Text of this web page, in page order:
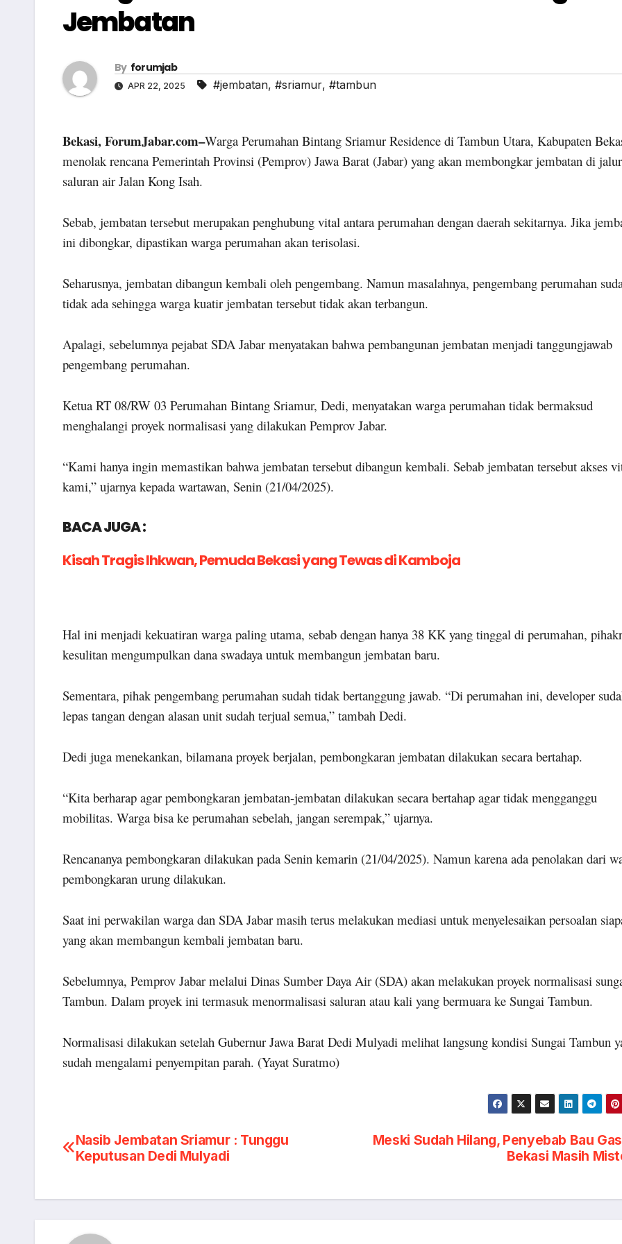
Jembatan
By forumjab
APR 22, 2025 #jembatan, #sriamur, #tambun
Bekasi, ForumJabar.com–Warga Perumahan Bintang Sriamur Residence di Tambun Utara, Kabupaten
menolak rencana Pemerintah Provinsi (Pemprov) Jawa Barat (Jabar) yang akan membongkar jembatan di jalur
saluran air Jalan Kong Isah.
Sebab, jembatan tersebut merupakan penghubung vital antara perumahan dengan daerah sekitarnya. Jika
ini dibongkar, dipastikan warga perumahan akan terisolasi.
Seharusnya, jem­batan dibangun kembali oleh pe­ngembang. Namun masalahnya, pengembang perumahan
tidak ada sehingga warga kuatir jembatan tersebut tidak akan terbangun.
Apalagi, sebelumnya pejabat SDA Jabar menyatakan bahwa pembangunan jembatan menjadi tanggungjawab
pengembang perumahan.
Ketua RT 08/RW 03 Perumahan Bintang Sriamur, Dedi, menyatakan warga perumahan tidak bermaksud
menghalangi proyek normalisasi yang dilakukan Pemprov Jabar.
“Kami hanya ingin memastikan bahwa jembatan tersebut dibangun kembali. Sebab jembatan tersebut akses
kami,” ujarnya kepada wartawan, Senin (21/04/2025).
BACA JUGA :
Kisah Tragis Ihkwan, Pemuda Bekasi yang Tewas di Kamboja
Hal ini menjadi kekuatiran warga paling utama, sebab dengan hanya 38 KK yang tinggal di perumahan,
kesulitan mengumpulkan dana swadaya untuk membangun jembatan baru.
Sementara, pihak pengembang perumahan sudah tidak bertanggung jawab. “Di perumahan ini, developer
lepas tangan dengan alasan unit sudah terjual semua,” tambah Dedi.
Dedi juga menekankan, bilamana proyek berjalan, pembongkaran jembatan dilakukan secara bertahap.
“Kita berharap agar pembongkaran jembatan-jembatan dilakukan secara bertahap agar tidak mengganggu
mobilitas. Warga bisa ke perumahan sebelah, jangan serempak,” ujarnya.
Rencananya pembongkaran dilakukan pada Senin kemarin (21/04/2025). Namun karena ada penolakan dari
pembongkaran urung dilakukan.
Saat ini perwakilan warga dan SDA Jabar masih terus melakukan mediasi untuk menyelesaikan persoalan
yang akan membangun kembali jembatan baru.
Sebelumnya, Pemprov Jabar melalui Dinas Sumber Daya Air (SDA) akan melakukan proyek normalisasi
Tambun. Dalam proyek ini termasuk menormalisasi saluran atau kali yang bermuara ke Sungai Tambun.
Normalisasi dilakukan setelah Gubernur Jawa Barat Dedi Mulyadi melihat langsung kondisi Sungai Tambun
sudah mengalami penyempitan parah. (Yayat Suratmo)
Post
navigation
Meski Sudah Hilang, Penyebab Bau
Bekasi Masih
Nasib Jembatan Sriamur : Tunggu
Keputusan Dedi Mulyadi